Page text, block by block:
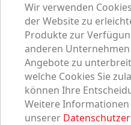
Hund
Vögel
Wir verwenden
der Website zu
Produkte zur
anderen
Angebote zu
welche Cookies Sie
können Ihre
Weitere Informationen
unserer